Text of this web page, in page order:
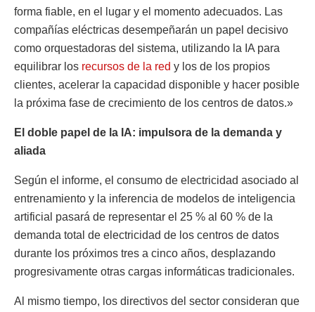
forma fiable, en el lugar y el momento adecuados. Las
compañías eléctricas desempeñarán un papel decisivo
como orquestadoras del sistema, utilizando la IA para
equilibrar los recursos de la red y los de los propios
clientes, acelerar la capacidad disponible y hacer posible
la próxima fase de crecimiento de los centros de datos.»
El doble papel de la IA: impulsora de la demanda y
aliada
Según el informe, el consumo de electricidad asociado al
entrenamiento y la inferencia de modelos de inteligencia
artificial pasará de representar el 25 % al 60 % de la
demanda total de electricidad de los centros de datos
durante los próximos tres a cinco años, desplazando
progresivamente otras cargas informáticas tradicionales.
Al mismo tiempo, los directivos del sector consideran que